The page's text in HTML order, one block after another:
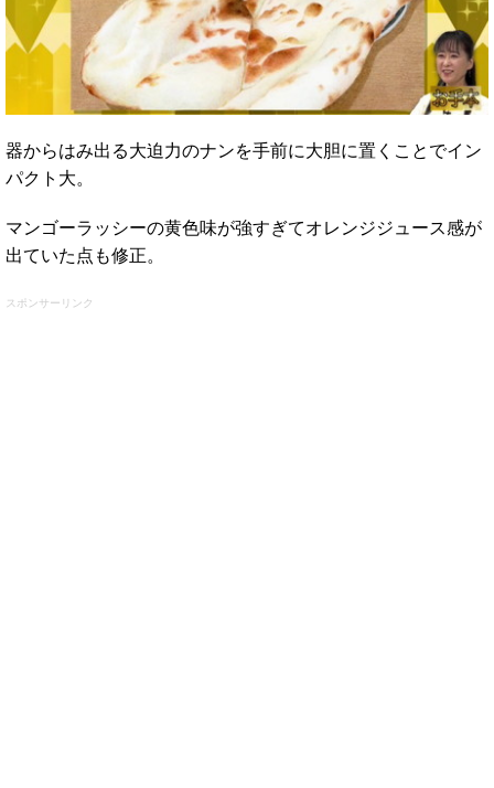
器からはみ出る大迫力のナンを手前に大胆に置くことでイン
パクト大。
マンゴーラッシーの黄色味が強すぎてオレンジジュース感が
出ていた点も修正。
スポンサーリンク